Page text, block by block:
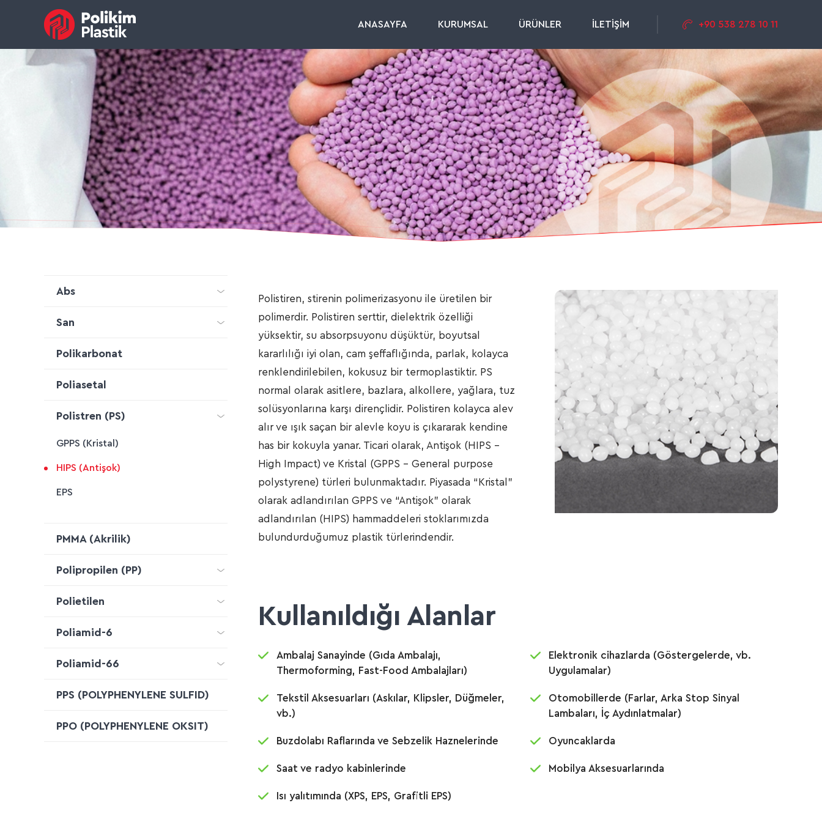
+90 538 278 10 11
ANASAYFA KURUMSAL ÜRÜNLER İLETİŞİM
Abs
San
Polikarbonat
Poliasetal
Polistren (PS)
GPPS (Kristal)
HIPS (Antişok)
EPS
PMMA (Akrilik)
Polipropilen (PP)
Polietilen
Poliamid-6
Poliamid-66
PPS (POLYPHENYLENE SULFID)
PPO (POLYPHENYLENE OKSIT)
Polistiren, stirenin polimerizasyonu ile üretilen bir
polimerdir. Polistiren serttir, dielektrik özelliği
yüksektir, su absorpsuyonu düşüktür, boyutsal
kararlılığı iyi olan, cam şeffaflığında, parlak, kolayca
renklendirilebilen, kokusuz bir termoplastiktir. PS
normal olarak asitlere, bazlara, alkollere, yağlara, tuz
solüsyonlarına karşı dirençlidir. Polistiren kolayca alev
alır ve ışık saçan bir alevle koyu is çıkararak kendine
has bir kokuyla yanar. Ticari olarak, Antişok (HIPS –
High Impact) ve Kristal (GPPS – General purpose
polystyrene) türleri bulunmaktadır. Piyasada “Kristal”
olarak adlandırılan GPPS ve “Antişok” olarak
adlandırılan (HIPS) hammaddeleri stoklarımızda
bulundurduğumuz plastik türlerindendir.
Kullanıldığı Alanlar
Ambalaj Sanayinde (Gıda Ambalajı,
Thermoforming, Fast-Food Ambalajları)
Elektronik cihazlarda (Göstergelerde, vb.
Uygulamalar)
Tekstil Aksesuarları (Askılar, Klipsler, Düğmeler,
vb.)
Otomobillerde (Farlar, Arka Stop Sinyal
Lambaları, İç Aydınlatmalar)
Buzdolabı Raflarında ve Sebzelik Haznelerinde Oyuncaklarda
Saat ve radyo kabinlerinde Mobilya Aksesuarlarında
Isı yalıtımında (XPS, EPS, Grafitli EPS)